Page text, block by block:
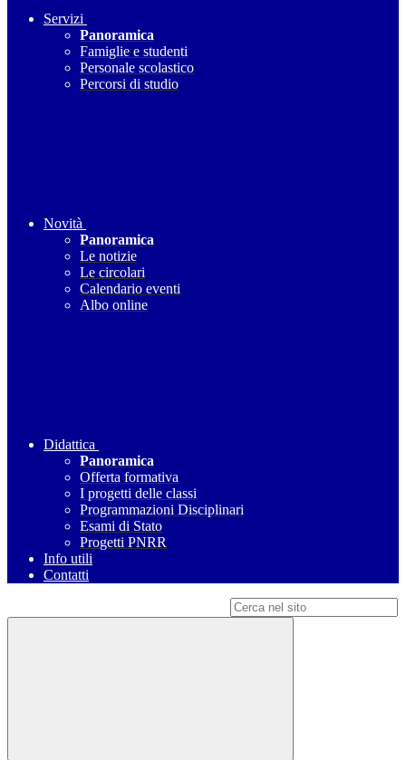
Servizi
Panoramica
Famiglie e studenti
Personale scolastico
Percorsi di studio
Novità
Panoramica
Le notizie
Le circolari
Calendario eventi
Albo online
Didattica
Panoramica
Offerta formativa
I progetti delle classi
Programmazioni Disciplinari
Esami di Stato
Progetti PNRR
Info utili
Contatti